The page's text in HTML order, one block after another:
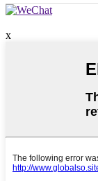
x